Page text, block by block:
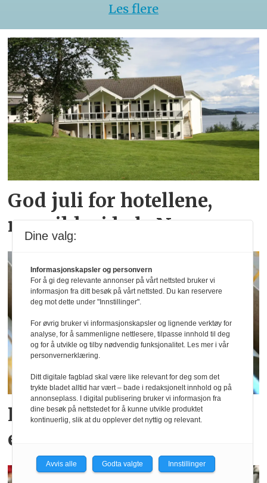
Les flere
God juli for hotellene,
men ikke i hele Norge
Postgirobygget lanserer
egne viner
Dine valg:
Informasjonskapsler og personvern
For å gi deg relevante annonser på vårt nettsted bruker vi
informasjon fra ditt besøk på vårt nettsted. Du kan reservere
deg mot dette under "Innstillinger".
For øvrig bruker vi informasjonskapsler og lignende verktøy for
analyse, for å sammenligne nettlesere, tilpasse innhold til deg
og for å utvikle og tilby nødvendig funksjonalitet. Les mer i vår
personvernerklæring.
Ditt digitale fagblad skal være like relevant for deg som det
trykte bladet alltid har vært – bade i redaksjonelt innhold og på
annonseplass. I digital publisering bruker vi informasjon fra
dine besøk på nettstedet for å kunne utvikle produktet
kontinuerlig, slik at du opplever det nyttig og relevant.
Avvis alle Godta valgte Innstillinger